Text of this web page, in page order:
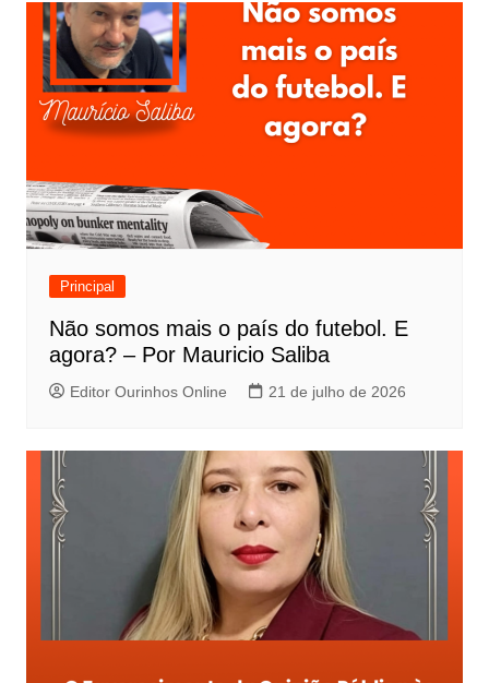
Principal
Não somos mais o país do futebol. E
agora? – Por Mauricio Saliba
Editor Ourinhos Online 21 de julho de 2026